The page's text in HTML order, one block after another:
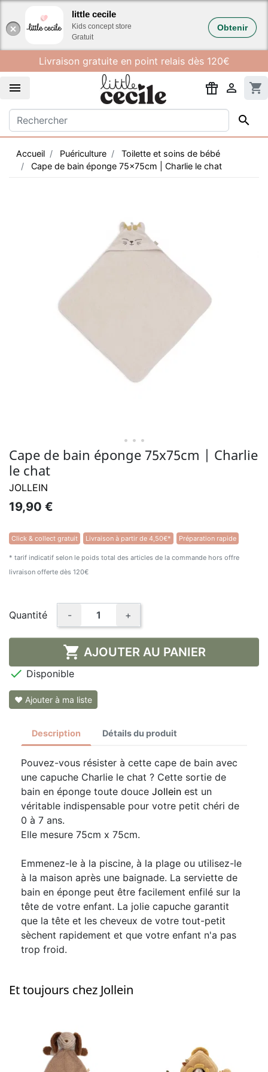
little cecile
Kids concept store
Gratuit
Obtenir
Livraison gratuite en point relais dès 120€
  shopping_cart

Accueil Puériculture
Toilette et soins de bébé
Cape de bain éponge 75x75cm | Charlie le chat
• • •
Cape de bain éponge 75x75cm | Charlie
le chat
JOLLEIN
19,90 €
Click & collect gratuit Livraison à partir de 4,50€* Préparation rapide
* tarif indicatif selon le poids total des articles de la commande hors offre
livraison offerte dès 120€
Quantité - +
 AJOUTER AU PANIER
 Disponible
❤ Ajouter à ma liste
Description Détails du produit
Pouvez-vous résister à cette cape de bain avec
une capuche Charlie le chat ? Cette sortie de
bain en éponge toute douce Jollein est un
véritable indispensable pour votre petit chéri de
0 à 7 ans.
Elle mesure 75cm x 75cm.
Emmenez-le à la piscine, à la plage ou utilisez-le
à la maison après une baignade. La serviette de
bain en éponge peut être facilement enfilé sur la
tête de votre enfant. La jolie capuche garantit
que la tête et les cheveux de votre tout-petit
sèchent rapidement et que votre enfant n'a pas
trop froid.
Et toujours chez Jollein